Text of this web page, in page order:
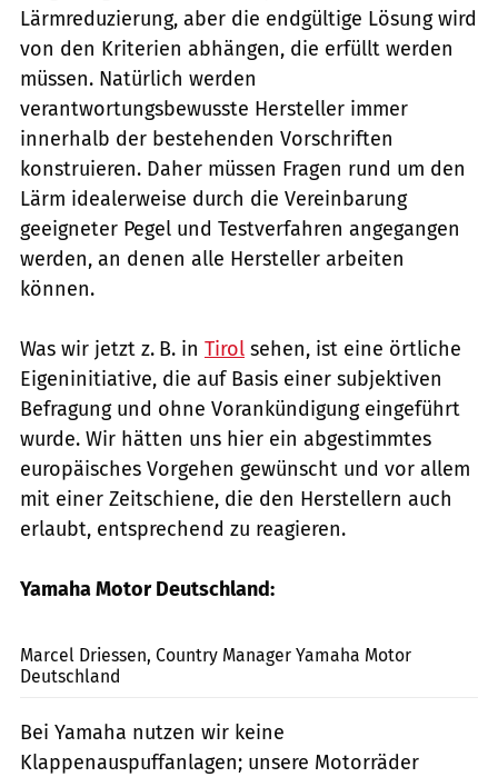
Lärmreduzierung, aber die endgültige Lösung wird
von den Kriterien abhängen, die erfüllt werden
müssen. Natürlich werden
verantwortungsbewusste Hersteller immer
innerhalb der bestehenden Vorschriften
konstruieren. Daher müssen Fragen rund um den
Lärm idealerweise durch die Vereinbarung
geeigneter Pegel und Testverfahren angegangen
werden, an denen alle Hersteller arbeiten
können.
Was wir jetzt z. B. in Tirol sehen, ist eine örtliche
Eigeninitiative, die auf Basis einer subjektiven
Befragung und ohne Vorankündigung eingeführt
wurde. Wir hätten uns hier ein abgestimmtes
europäisches Vorgehen gewünscht und vor allem
mit einer Zeitschiene, die den Herstellern auch
erlaubt, entsprechend zu reagieren.
Yamaha Motor Deutschland:
Marcel Driessen, Country Manager Yamaha Motor
Deutschland
Bei Yamaha nutzen wir keine
Klappenauspuffanlagen; unsere Motorräder